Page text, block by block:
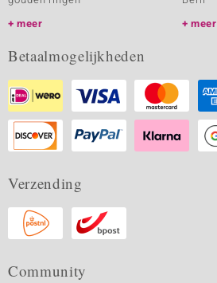
meer
meer
Betaalmogelijkheden
Verzending
Community